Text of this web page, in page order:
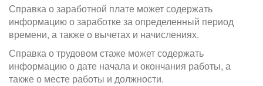
Справка о заработной плате может содержать
информацию о заработке за определенный период
времени, а также о вычетах и начислениях.
Справка о трудовом стаже может содержать
информацию о дате начала и окончания работы, а
также о месте работы и должности.